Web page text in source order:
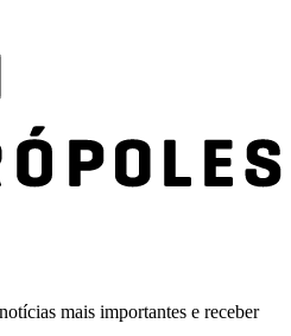
mais importantes e receber